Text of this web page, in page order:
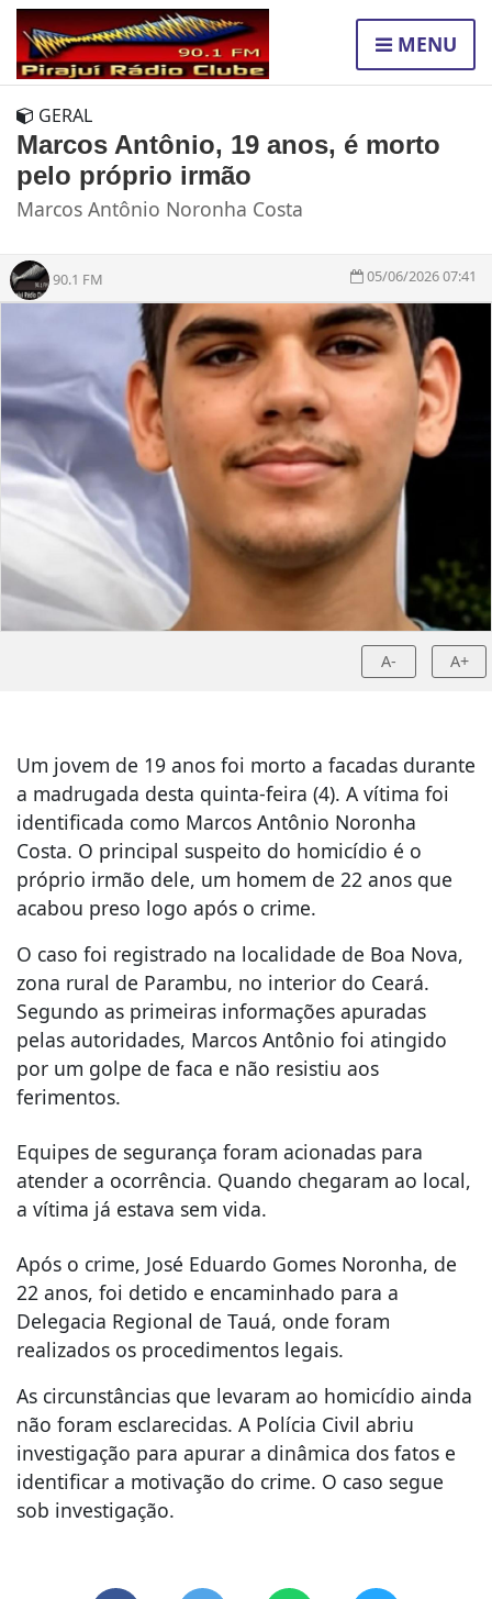
MENU
GERAL
Marcos Antônio, 19 anos, é morto
pelo próprio irmão
Marcos Antônio Noronha Costa
90.1 FM 05/06/2026 07:41
A- A+
Um jovem de 19 anos foi morto a facadas durante
a madrugada desta quinta-feira (4). A vítima foi
identificada como Marcos Antônio Noronha
Costa. O principal suspeito do homicídio é o
próprio irmão dele, um homem de 22 anos que
acabou preso logo após o crime.
O caso foi registrado na localidade de Boa Nova,
zona rural de Parambu, no interior do Ceará.
Segundo as primeiras informações apuradas
pelas autoridades, Marcos Antônio foi atingido
por um golpe de faca e não resistiu aos
ferimentos.
Equipes de segurança foram acionadas para
atender a ocorrência. Quando chegaram ao local,
a vítima já estava sem vida.
Após o crime, José Eduardo Gomes Noronha, de
22 anos, foi detido e encaminhado para a
Delegacia Regional de Tauá, onde foram
realizados os procedimentos legais.
As circunstâncias que levaram ao homicídio ainda
não foram esclarecidas. A Polícia Civil abriu
investigação para apurar a dinâmica dos fatos e
identificar a motivação do crime. O caso segue
sob investigação.